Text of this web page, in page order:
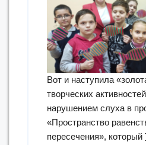
Вот и наступила
творческих
нарушением слуха в
«Пространство
пересечения», который